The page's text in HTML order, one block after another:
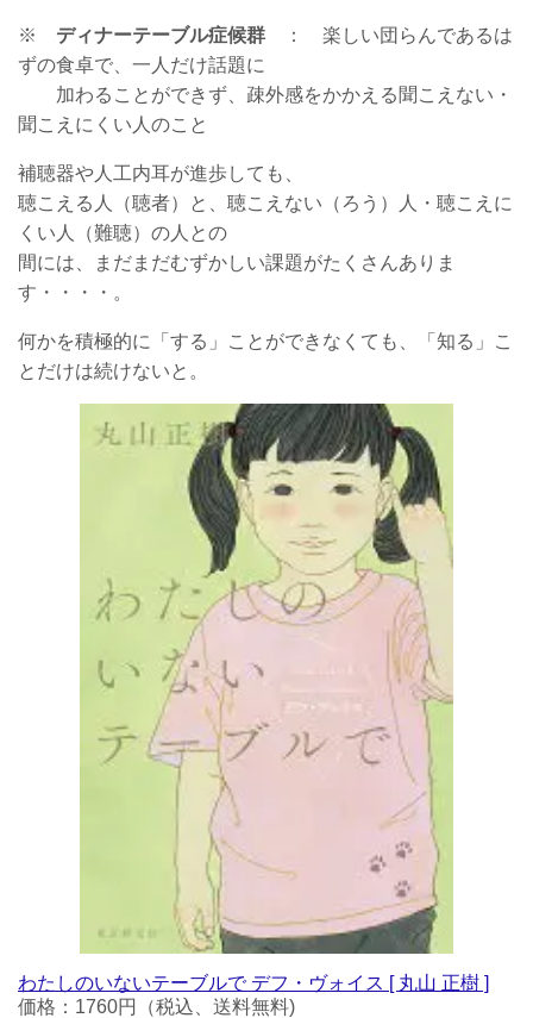
※ ディナーテーブル症候群
： 楽しい団らんであるは
ずの食卓で、一人だけ話題に
加わることができず、疎外感をかかえる聞こえない・
聞こえにくい人のこと
補聴器や人工内耳が進歩しても、
聴こえる人（聴者）と、聴こえない（ろう）人・聴こえに
くい人（難聴）の人との
間には、まだまだむずかしい課題がたくさんありま
す・・・・。
何かを積極的に「する」ことができなくても、「知る」こ
とだけは続けないと。
わたしのいないテーブルで デフ・ヴォイス [ 丸山 正樹 ]
価格：1760円（税込、送料無料)